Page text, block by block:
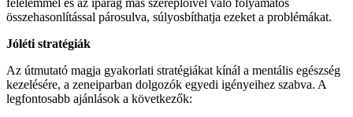
összehasonlítással párosulva, súlyosbíthatja ezeket a problémákat.
Jóléti stratégiák
Az útmutató magja gyakorlati stratégiákat kínál a mentális egészség
kezelésére, a zeneiparban dolgozók egyedi igényeihez szabva. A
legfontosabb ajánlások a következők: